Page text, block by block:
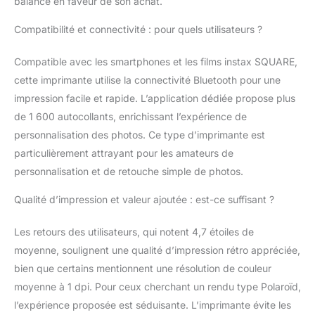
personnalisées via
FX, Reprint et Remote
des 1 600 autocollants
de l'application. AR
Print permet aux
contenu AR et de
l'intégrer à l'impression.
Lorsque les utilisateurs
lisent le code QR
apparaît, y compris la
Compatibilité et connectivité : pour quels utilisateurs ?
Compatible avec les smartphones et les films instax SQUARE,
cette imprimante utilise la connectivité Bluetooth pour une
impression facile et rapide. L’application dédiée propose plus
de 1 600 autocollants, enrichissant l’expérience de
personnalisation des photos. Ce type d’imprimante est
particulièrement attrayant pour les amateurs de
personnalisation et de retouche simple de photos.
Qualité d’impression et valeur ajoutée : est-ce suffisant ?
Les retours des utilisateurs, qui notent 4,7 étoiles de
moyenne, soulignent une qualité d’impression rétro appréciée,
bien que certains mentionnent une résolution de couleur
moyenne à 1 dpi. Pour ceux cherchant un rendu type Polaroïd,
l’expérience proposée est séduisante. L’imprimante évite les